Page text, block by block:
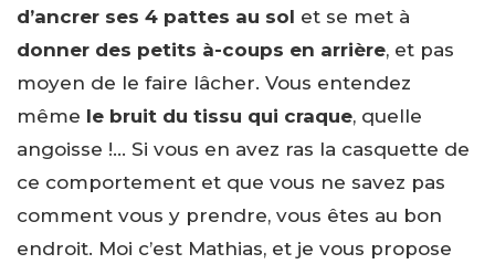
d’ancrer ses 4 pattes au sol et se met à
donner des petits à-coups en arrière, et pas
moyen de le faire lâcher. Vous entendez
même le bruit du tissu qui craque, quelle
angoisse !… Si vous en avez ras la casquette de
ce comportement et que vous ne savez pas
comment vous y prendre, vous êtes au bon
endroit. Moi c’est Mathias, et je vous propose